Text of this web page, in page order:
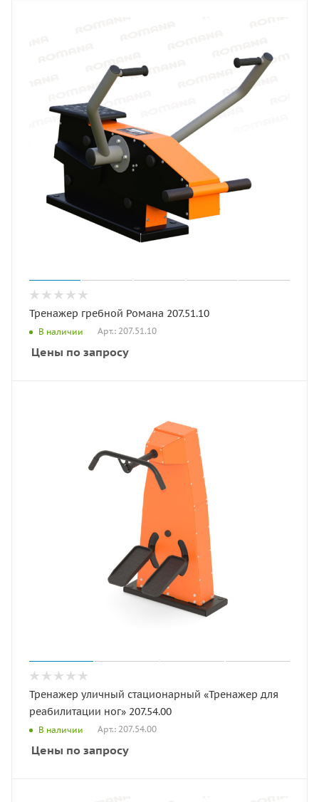
Тренажер гребной Романа 207.51.10
В наличии Арт.: 207.51.10
Цены по запросу
Тренажер уличный стационарный «Тренажер для
реабилитации ног» 207.54.00
В наличии Арт.: 207.54.00
Цены по запросу